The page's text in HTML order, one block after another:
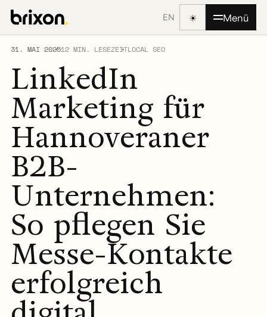
EN ☀ Menü
31. MAI 202512 MIN. LESEZEITLOCAL SEO
LinkedIn
Marketing für
Hannoveraner
B2B-
Unternehmen:
So pflegen Sie
Messe-Kontakte
erfolgreich